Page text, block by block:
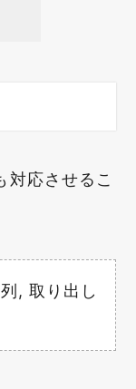
対応させるこ
, 取り出し